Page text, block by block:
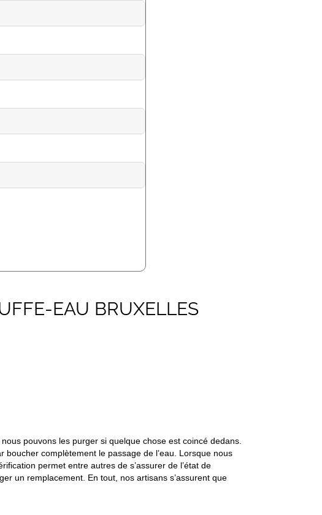
EAU BRUXELLES
pouvons les purger si quelque chose est coincé dedans.
complètement le passage de l’eau. Lorsque nous
permet entre autres de s’assurer de l’état de
un remplacement. En tout, nos artisans s’assurent que